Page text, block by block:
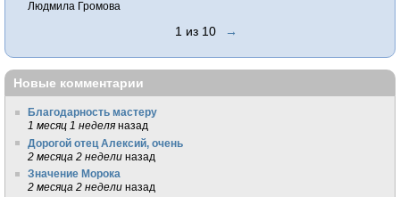
Людмила Громова
1 из 10 →
Новые комментарии
Благодарность мастеру
1 месяц 1 неделя назад
Дорогой отец Алексий, очень
2 месяца 2 недели назад
Значение Морока
2 месяца 2 недели назад